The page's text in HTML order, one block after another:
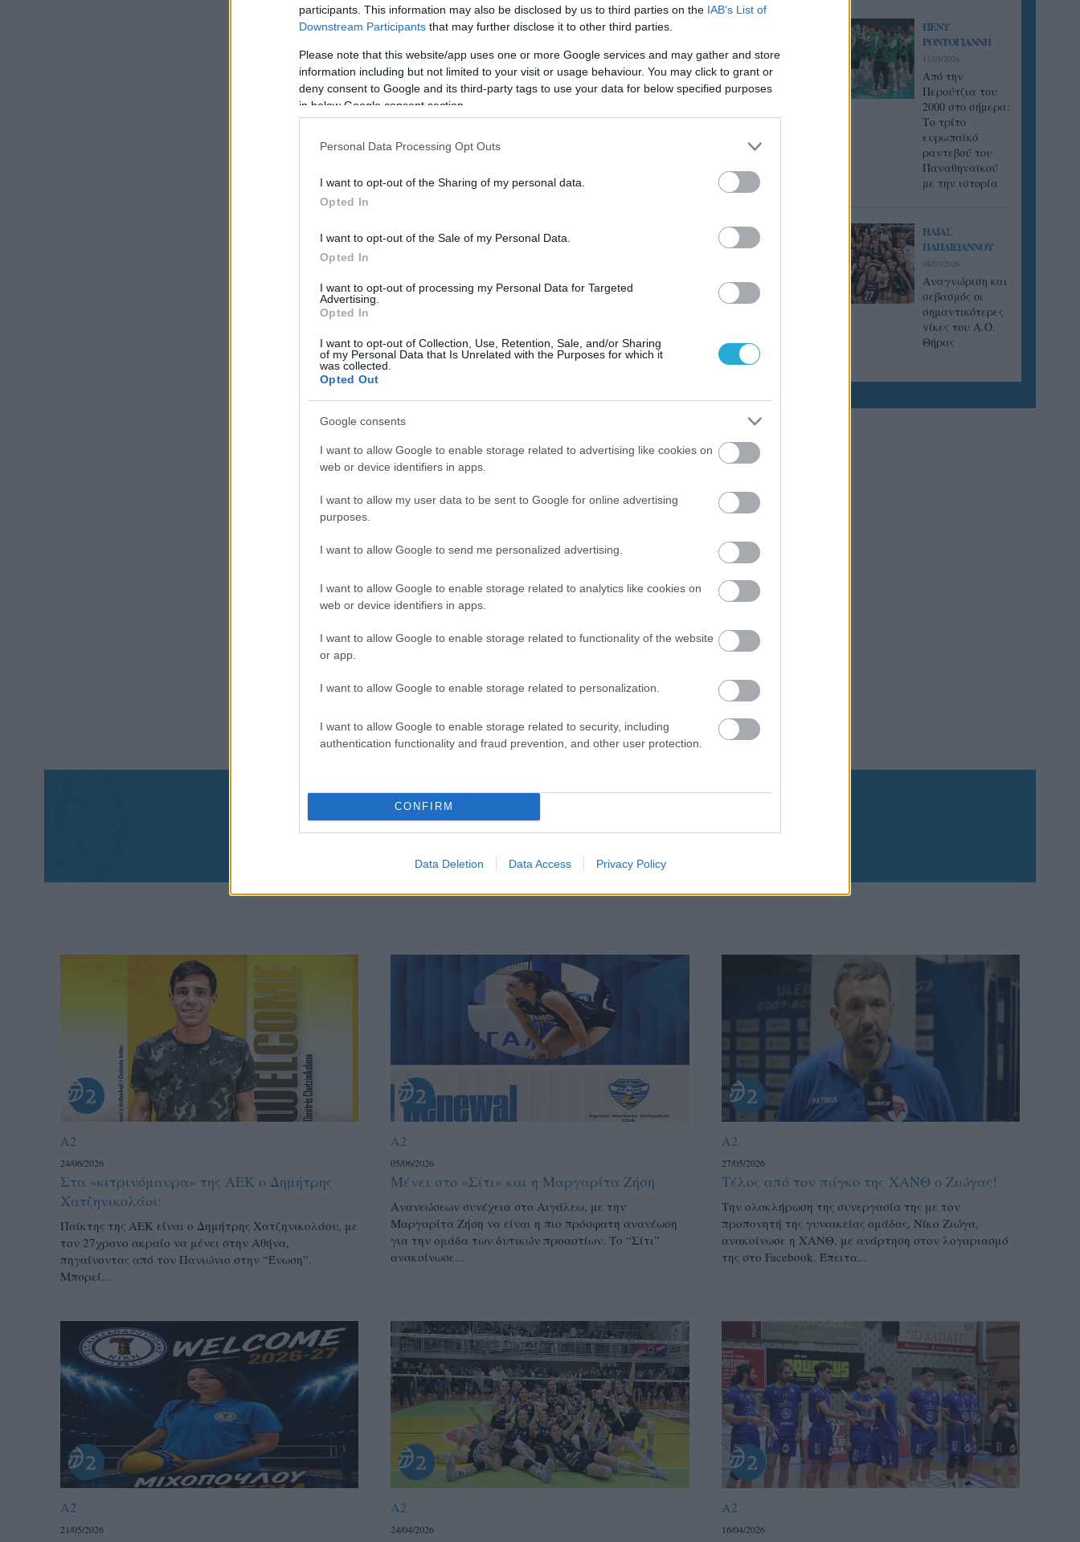
participants. This information may also be disclosed by us to third parties on the IAB’s List of
Downstream Participants that may further disclose it to other third parties.
Please note that this website/app uses one or more Google services and may gather and store
information including but not limited to your visit or usage behaviour. You may click to grant or
deny consent to Google and its third-party tags to use your data for below specified purposes
in below Google consent section.
Personal Data Processing Opt Outs
I want to opt-out of the Sharing of my personal data.
Opted In
I want to opt-out of the Sale of my Personal Data.
Opted In
I want to opt-out of processing my Personal Data for Targeted
Advertising.
Opted In
I want to opt-out of Collection, Use, Retention, Sale, and/or Sharing
of my Personal Data that Is Unrelated with the Purposes for which it
was collected.
Opted Out
Google consents
I want to allow Google to enable storage related to advertising like cookies on
web or device identifiers in apps.
I want to allow my user data to be sent to Google for online advertising
purposes.
I want to allow Google to send me personalized advertising.
I want to allow Google to enable storage related to analytics like cookies on
web or device identifiers in apps.
I want to allow Google to enable storage related to functionality of the website
or app.
I want to allow Google to enable storage related to personalization.
I want to allow Google to enable storage related to security, including
authentication functionality and fraud prevention, and other user protection.
CONFIRM
Data Deletion Data Access Privacy Policy
ΠΕΝΥ
ΡΟΝΤΟΓΙΑΝΝΗ
11/03/2026
Από την
Περούτζια του
2000 στο σήμερα:
Tο τρίτο
ευρωπαϊκό
ραντεβού του
Παναθηναϊκού
με την ιστορία
ΗΛΙΑΣ
ΠΑΠΑΪΩΑΝΝΟΥ
08/03/2026
Αναγνώριση και
σεβασμός οι
σημαντικότερες
νίκες του Α.Ο.
Θήρας
Aκολουθήστε μας
παντού…
A2
24/06/2026
Στα «κιτρινόμαυρα» της ΑΕΚ ο Δημήτρης
Χατζηνικολάου
Παίκτης της ΑΕΚ είναι ο Δημήτρης Χατζηνικολάου, με
τον 27χρονο ακραίο να μένει στην Αθήνα,
πηγαίνοντας από τον Πανιώνιο στην “Ένωση”.
Μπορεί...
A2
05/06/2026
Μένει στο «Σίτι» και η Μαργαρίτα Ζήση
Ανανεώσεων συνέχεια στο Αιγάλεω, με την
Μαργαρίτα Ζήση να είναι η πιο πρόσφατη ανανέωση
για την ομάδα των δυτικών προαστίων. Το “Σίτι”
ανακοίνωσε...
A2
27/05/2026
Τέλος από τον πάγκο της ΧΑΝΘ ο Ζιώγας!
Την ολοκλήρωση της συνεργασία της με τον
προπονητή της γυναικείας ομάδας, Νίκο Ζιώγα,
ανακοίνωσε η ΧΑΝΘ, με ανάρτηση στον λογαριασμό
της στο Facebook. Έπειτα...
A2
21/05/2026
A2
24/04/2026
A2
16/04/2026